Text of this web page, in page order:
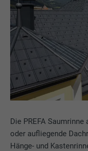
Die PREFA
oder aufliegende
Hänge- und